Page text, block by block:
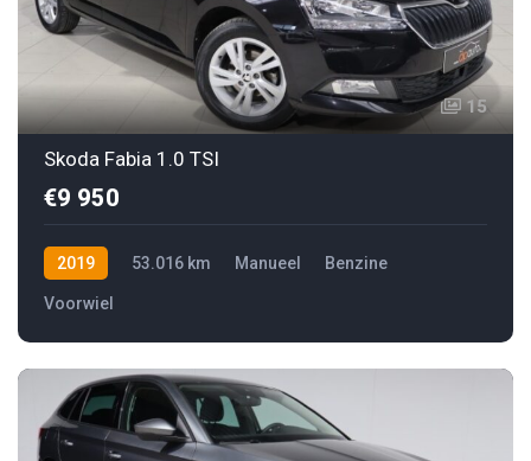
15
Skoda Fabia 1.0 TSI
€9 950
2019 53.016 km Manueel Benzine
Voorwiel